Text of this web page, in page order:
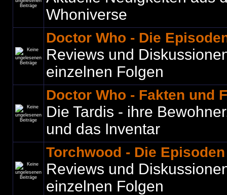
Whoniverse
Doctor Who - Die
Reviews und
einzelnen Folgen
Doctor Who - Fakten und
Die Tardis - ihre
und das Inventar
Torchwood - Die Episoden
Reviews und
einzelnen Folgen